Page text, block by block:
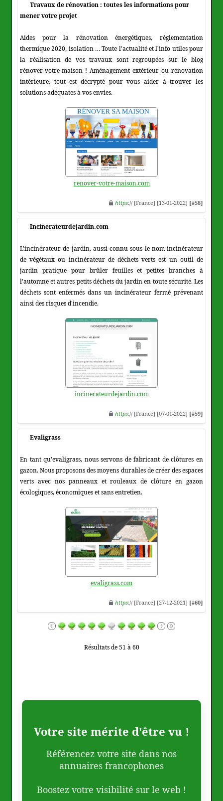
Travaux de rénovation : toutes les informations pour
mener votre projet
Aides pour la rénovation énergétiques, réglementation
thermique 2020, isolation … Toute l'actualité et l'info utiles pour
la réalisation de vos travaux sont regroupées sur le blog
rénover-votre-maison ! Aménagement extérieur ou rénovation
intérieure, tout est décrypté pour vous aider à trouver les
solutions adéquates à vos envies.
renover-votre-maison.com
https:// [France] [13-01-2022] [#58]
Incinerateurdejardin.com
L'incinérateur de jardin, aussi connu sous le nom incinérateur
de végétaux ou incinérateur de déchets verts est un outil de
jardin pratique pour brûler feuilles et petites branches à
l'automne et autres petits déchets du jardin en toute sécurité. Les
déchets sont enfermés dans un incinérateur fermé prévenant
ainsi des risques d'incendie.
incinerateurdejardin.com
https:// [France] [07-01-2022] [#59]
Evaligrass
En tant qu'evaligrass, nous servons de fabricant de clôtures en
gazon. Nous proposons des moyens durables de créer des espaces
verts avec nos panneaux et rouleaux de clôture en gazon
écologiques, économiques et sans entretien.
evaligrass.com
https:// [France] [27-12-2021] [#60]
Résultats de 51 à 60
Votre site mérite d'être vu !
Référencez votre site dans nos
annuaires francophones
Boostez votre visibilité sur le web !